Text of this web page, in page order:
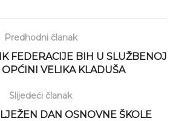
Predhodni članak
FEDERACIJE BIH U SLUŽBENOJ
VELIKA KLADUŠA
Slijedeći članak
DAN OSNOVNE ŠKOLE